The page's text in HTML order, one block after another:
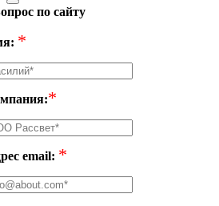
по сайту
*
*
email: *